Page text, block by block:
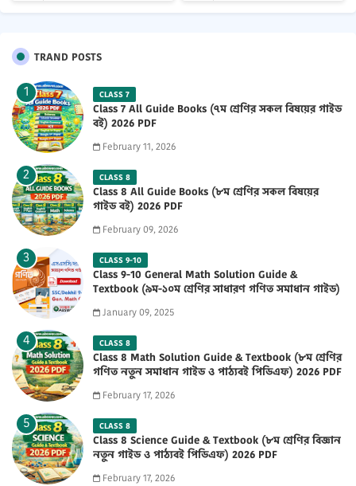
TRAND POSTS
CLASS 7
Class 7 All Guide Books (৭ম শ্রেণির সকল বিষয়ের গাইড
বই) 2026 PDF
February 11, 2026
CLASS 8
Class 8 All Guide Books (৮ম শ্রেণির সকল বিষয়ের
গাইড বই) 2026 PDF
February 09, 2026
CLASS 9-10
Class 9-10 General Math Solution Guide &
Textbook (৯ম-১০ম শ্রেণির সাধারণ গণিত সমাধান গাইড)
January 09, 2025
CLASS 8
Class 8 Math Solution Guide & Textbook (৮ম শ্রেণির
গণিত নতুন সমাধান গাইড ও পাঠ্যবই পিডিএফ) 2026 PDF
February 17, 2026
CLASS 8
Class 8 Science Guide & Textbook (৮ম শ্রেণির বিজ্ঞান
নতুন গাইড ও পাঠ্যবই পিডিএফ) 2026 PDF
February 17, 2026